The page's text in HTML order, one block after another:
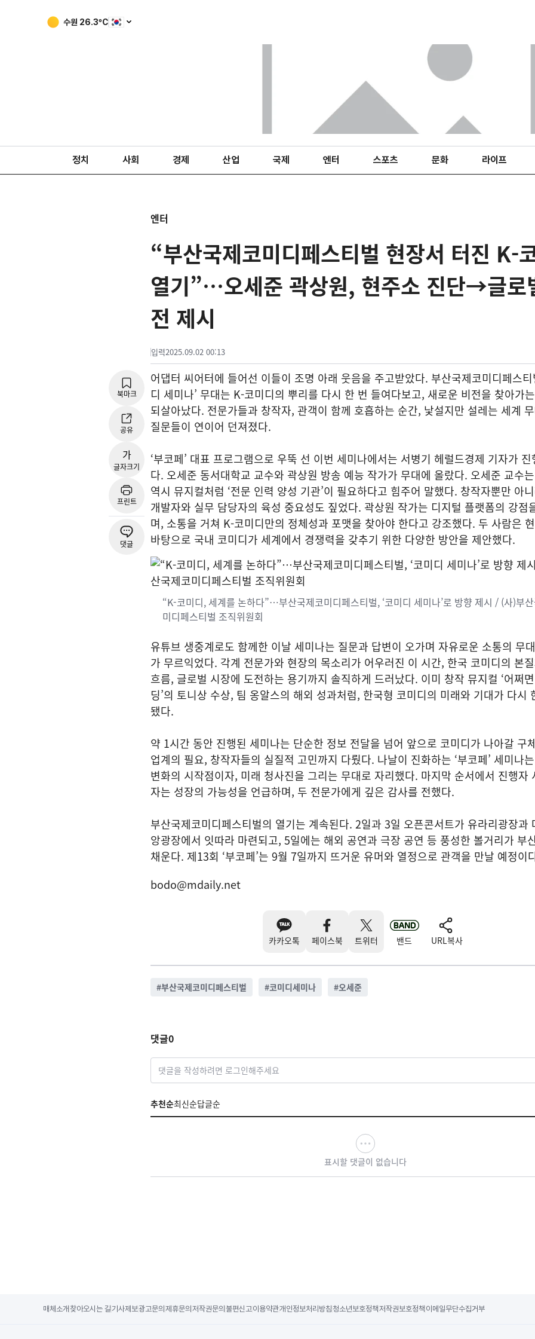
수원 26.3ºC
정치 사회 경제 산업 국제 엔터 스포츠 문화 라이프
엔터
“부산국제코미디페스티벌 현장서 터진 K-
열기”…오세준 곽상원, 현주소 진단→글로
전 제시
입력2025.09.02 00:13
북마크
공유
가
글자크기
프린트
댓글
어댑터 씨어터에 들어선 이들이 조명 아래 웃음을 주고받았다. 부산국제코미디페스티
디 세미나’ 무대는 K-코미디의 뿌리를 다시 한 번 들여다보고, 새로운 비전을 찾아가
되살아났다. 전문가들과 창작자, 관객이 함께 호흡하는 순간, 낯설지만 설레는 세계
질문들이 연이어 던져졌다.
‘부코페’ 대표 프로그램으로 우뚝 선 이번 세미나에서는 서병기 헤럴드경제 기자가
다. 오세준 동서대학교 교수와 곽상원 방송 예능 작가가 무대에 올랐다. 오세준 교수
역시 뮤지컬처럼 ‘전문 인력 양성 기관’이 필요하다고 힘주어 말했다. 창작자뿐만 아
개발자와 실무 담당자의 육성 중요성도 짚었다. 곽상원 작가는 디지털 플랫폼의 강점
며, 소통을 거쳐 K-코미디만의 정체성과 포맷을 찾아야 한다고 강조했다. 두 사람은
바탕으로 국내 코미디가 세계에서 경쟁력을 갖추기 위한 다양한 방안을 제안했다.
“K-코미디, 세계를 논하다”…부산국제코미디페스티벌, ‘코미디 세미나’로 방향 제시 / (사)부
미디페스티벌 조직위원회
유튜브 생중계로도 함께한 이날 세미나는 질문과 답변이 오가며 자유로운 소통의 무
가 무르익었다. 각계 전문가와 현장의 목소리가 어우러진 이 시간, 한국 코미디의 본
흐름, 글로벌 시장에 도전하는 용기까지 솔직하게 드러났다. 이미 창작 뮤지컬 ‘어쩌
딩’의 토니상 수상, 팀 옹알스의 해외 성과처럼, 한국형 코미디의 미래와 기대가 다시
됐다.
약 1시간 동안 진행된 세미나는 단순한 정보 전달을 넘어 앞으로 코미디가 나아갈 구
업계의 필요, 창작자들의 실질적 고민까지 다뤘다. 나날이 진화하는 ‘부코페’ 세미나
변화의 시작점이자, 미래 청사진을 그리는 무대로 자리했다. 마지막 순서에서 진행자
자는 성장의 가능성을 언급하며, 두 전문가에게 깊은 감사를 전했다.
부산국제코미디페스티벌의 열기는 계속된다. 2일과 3일 오픈콘서트가 유라리광장과
앙광장에서 잇따라 마련되고, 5일에는 해외 공연과 극장 공연 등 풍성한 볼거리가 부
채운다. 제13회 ‘부코페’는 9월 7일까지 뜨거운 유머와 열정으로 관객을 만날 예정이
bodo@mdaily.net
카카오톡 페이스북 트위터 밴드 URL복사
#부산국제코미디페스티벌 #코미디세미나 #오세준
댓글0
댓글을 작성하려면 로그인해주세요
추천순최신순답글순
표시할 댓글이 없습니다
매체소개 찾아오시는 길기사제보광고문의 제휴문의 저작권문의 불편신고이용약관개인정보처리방침 청소년보호정책저작권보호정책 이메일무단수집거부